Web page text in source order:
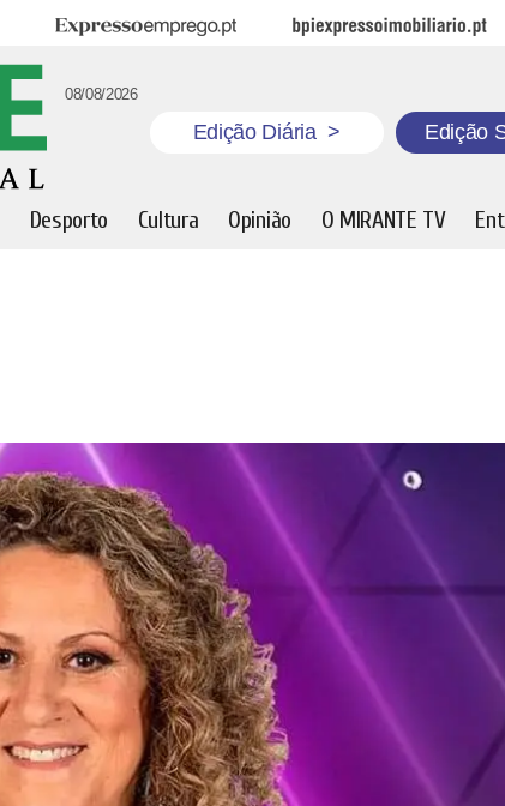
Expresso Emprego BPI Expresso Imobiliário
08/08/2026
Edição Diária > Edição
Desporto Cultura Opinião O MIRANTE TV